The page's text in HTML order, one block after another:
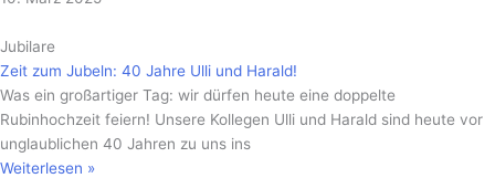
Jubilare
Zeit zum Jubeln: 40 Jahre Ulli und Harald!
Was ein großartiger Tag: wir dürfen heute eine doppelte
Rubinhochzeit feiern! Unsere Kollegen Ulli und Harald sind heute vor
unglaublichen 40 Jahren zu uns ins
Weiterlesen »